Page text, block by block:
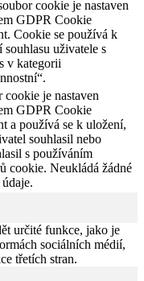
cookie je nastaven
GDPR Cookie
Cookie se používá k
souhlasu uživatele s
v kategorii
cookie je nastaven
GDPR Cookie
a používá se k uložení,
souhlasil nebo
s používáním
cookie. Neukládá žádné
určité funkce, jako je
sociálních médií,
třetích stran.